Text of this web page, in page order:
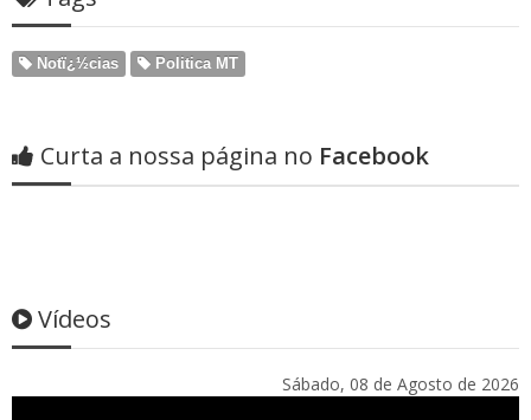
Notï¿½cias Politica MT
Curta a nossa página no Facebook
Vídeos
Sábado, 08 de Agosto de 2026